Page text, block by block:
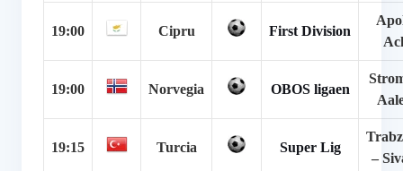
19:00 Cipru First Division
19:00 Norvegia OBOS ligaen
19:15 Turcia Super Lig
–